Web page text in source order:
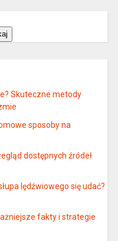
Skuteczne metody
sposoby na
dostępnych źródeł
lędźwiowego się udać?
fakty i strategie